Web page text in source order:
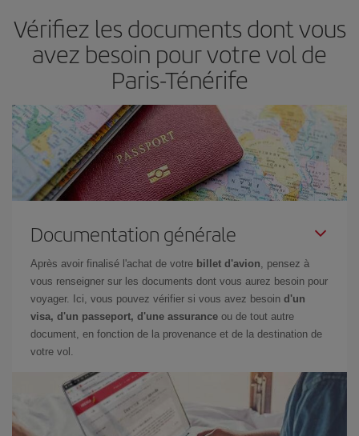
billets, plus vous bénéficiez de prix économiques. De plus, en
restant flexible sur les dates et les horaires de vol lors de votre
recherche, vous pourrezchoisir le prix le plus économique.
Vérifiez les documents dont vous
avez besoin pour votre vol de
Paris-Ténérife
Documentation générale
Après avoir finalisé l'achat de votre billet d'avion, pensez à
vous renseigner sur les documents dont vous aurez besoin pour
voyager. Ici, vous pouvez vérifier si vous avez besoin d'un
visa, d'un passeport, d'une assurance ou de tout autre
document, en fonction de la provenance et de la destination de
votre vol.